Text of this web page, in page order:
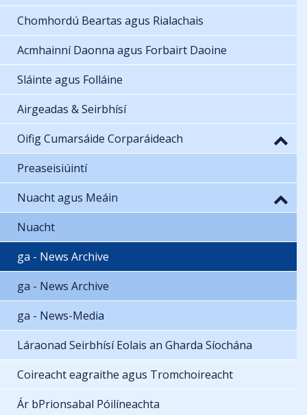
Chomhordú Beartas agus Rialachais
Acmhainní Daonna agus Forbairt Daoine
Sláinte agus Folláine
Airgeadas & Seirbhísí
Oifig Cumarsáide Corparáideach
Preaseisiúintí
Nuacht agus Meáin
Nuacht
ga - News Archive
ga - News Archive
ga - News-Media
Láraonad Seirbhísí Eolais an Gharda Síochána
Coireacht eagraithe agus Tromchoireacht
Ár bPrionsabal Póilíneachta